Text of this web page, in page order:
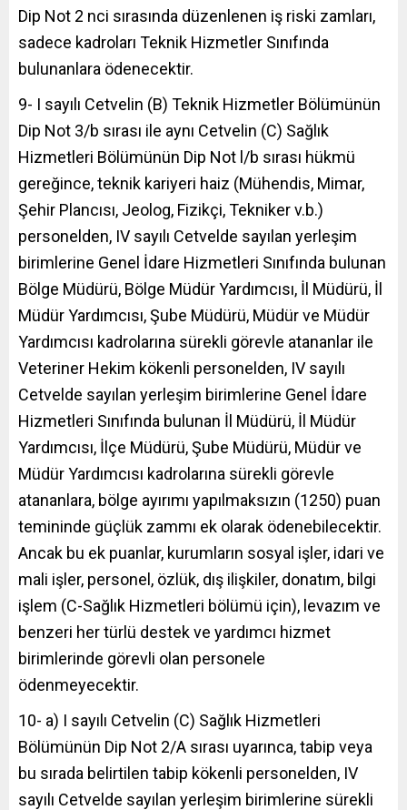
Dip Not 2 nci sırasında düzenlenen iş riski zamları,
sadece kadroları Teknik Hizmetler Sınıfında
bulunanlara ödenecektir.
9- I sayılı Cetvelin (B) Teknik Hizmetler Bölümünün
Dip Not 3/b sırası ile aynı Cetvelin (C) Sağlık
Hizmetleri Bölümünün Dip Not l/b sırası hükmü
gereğince, teknik kariyeri haiz (Mühendis, Mimar,
Şehir Plancısı, Jeolog, Fizikçi, Tekniker v.b.)
personelden, IV sayılı Cetvelde sayılan yerleşim
birimlerine Genel İdare Hizmetleri Sınıfında bulunan
Bölge Müdürü, Bölge Müdür Yardımcısı, İl Müdürü, İl
Müdür Yardımcısı, Şube Müdürü, Müdür ve Müdür
Yardımcısı kadrolarına sürekli görevle atananlar ile
Veteriner Hekim kökenli personelden, IV sayılı
Cetvelde sayılan yerleşim birimlerine Genel İdare
Hizmetleri Sınıfında bulunan İl Müdürü, İl Müdür
Yardımcısı, İlçe Müdürü, Şube Müdürü, Müdür ve
Müdür Yardımcısı kadrolarına sürekli görevle
atananlara, bölge ayırımı yapılmaksızın (1250) puan
temininde güçlük zammı ek olarak ödenebilecektir.
Ancak bu ek puanlar, kurumların sosyal işler, idari ve
mali işler, personel, özlük, dış ilişkiler, donatım, bilgi
işlem (C-Sağlık Hizmetleri bölümü için), levazım ve
benzeri her türlü destek ve yardımcı hizmet
birimlerinde görevli olan personele
ödenmeyecektir.
10- a) I sayılı Cetvelin (C) Sağlık Hizmetleri
Bölümünün Dip Not 2/A sırası uyarınca, tabip veya
bu sırada belirtilen tabip kökenli personelden, IV
sayılı Cetvelde sayılan yerleşim birimlerine sürekli